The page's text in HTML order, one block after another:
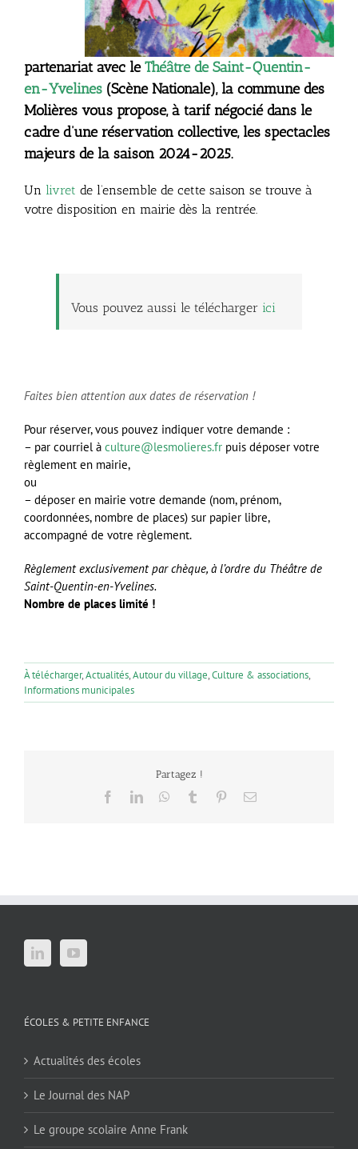
partenariat avec leThéâtre de Saint-Quentin-
en-Yvelines (Scène Nationale), la commune des
Molières vous propose, à tarif négocié dans le
cadre d’une réservation collective, les spectacles
majeurs de la saison 2024-2025.
Un livret de l’ensemble de cette saison se trouve à
votre disposition en mairie dès la rentrée.
Vous pouvez aussi le télécharger ici
Faites bien attention aux dates de réservation !
Pour réserver, vous pouvez indiquer votre demande :
– par courriel à culture@lesmolieres.fr puis déposer votre
règlement en mairie,
ou
– déposer en mairie votre demande (nom, prénom,
coordonnées, nombre de places) sur papier libre,
accompagné de votre règlement.
Règlement exclusivement par chèque, à l’ordre du Théâtre de
Saint-Quentin-en-Yvelines.
Nombre de places limité !
À télécharger,Actualités,Autour du village,Culture & associations,
Informations municipales
Partagez !
FacebookLinkedInWhatsApp
Tumblr PinterestEmail
ÉCOLES & PETITE ENFANCE
Actualités des écoles
Le Journal des NAP
Le groupe scolaire Anne Frank